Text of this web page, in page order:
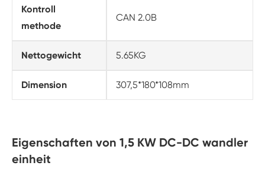
Kontroll
methode
CAN 2.0B
Nettogewicht 5.65KG
Dimension 307,5*180*108mm
Eigenschaften von 1,5 KW DC-DC wandler
einheit